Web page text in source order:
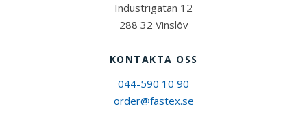
Industrigatan 12
288 32 Vinslöv
KONTAKTA OSS
044-590 10 90
order@fastex.se
Kontakt